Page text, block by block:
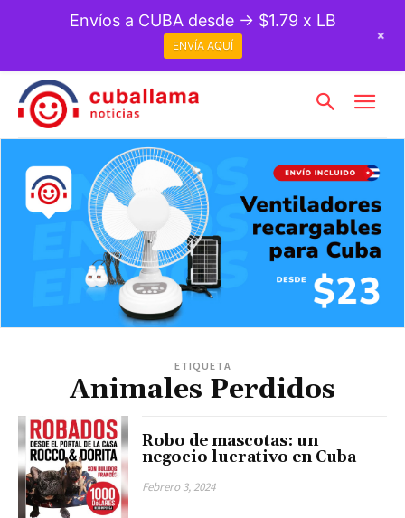
ETIQUETA
Animales Perdidos
Robo de mascotas: un
negocio lucrativo en Cuba
Febrero 3, 2024
Envíos a CUBA desde → $1.79 x LB
ENVÍA AQUÍ
+